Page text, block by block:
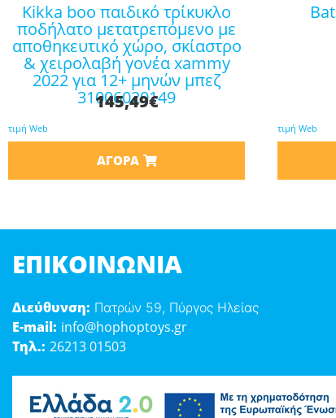
kikka boo παιδικό τρίκυκλο
ποδήλατο μετατρεπόμενο με
αποθηκευτικό χώρο, σκίαστρο
& χειρολαβή γονέα xammy
2022 για 12+ μηνών μπεζ
31006020149
145,49€
τιμή Web
ΑΓΟΡΆ
batman φιγούρα robin
τιμή Web
ΕΠΙΚΟΙΝΩΝΊΑ
Διεύθυνση: Πατρών 59, Πύργος Ηλείας
E-mail: info@hophoptoys.gr
Τηλ.: 26213 01503